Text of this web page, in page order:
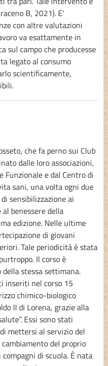
B, 2021). E'
con altre valutazioni
va esattamente in
sul campo che producesse
legato al consumo
scientificamente,
che fa perno sui Club
dalle loro associazioni,
Funzionale e dal Centro di
sani, una volta ogni due
sensibilizzazione ai
benessere della
edizione. Nelle ultime
di giovani
Tale periodicità è stata
Il corso è
stessa settimana.
inseriti nel corso 15
chimico-biologico
II di Lorena, grazie alla
Essi sono stati
mettersi al servizio del
del proprio
di scuola. È nata